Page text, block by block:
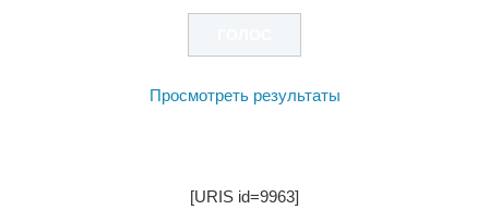
Просмотреть результаты
[URIS id=9963]